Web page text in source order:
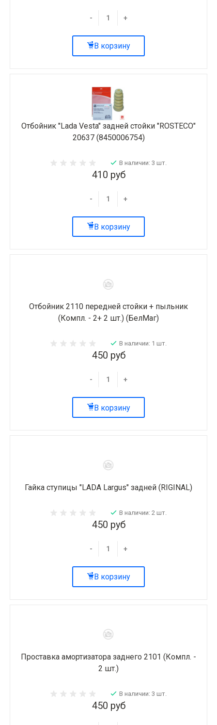
- +
В корзину
Отбойник "Lada Vesta" задней стойки "ROSTECO"
20637 (8450006754)
В наличии: 3 шт.
410 руб
- +
В корзину
Отбойник 2110 передней стойки + пыльник
(Компл. - 2+ 2 шт.) (БелМаг)
В наличии: 1 шт.
450 руб
- +
В корзину
Гайка ступицы "LADA Largus" задней (RIGINAL)
В наличии: 2 шт.
450 руб
- +
В корзину
Проставка амортизатора заднего 2101 (Компл. -
2 шт.)
В наличии: 3 шт.
450 руб